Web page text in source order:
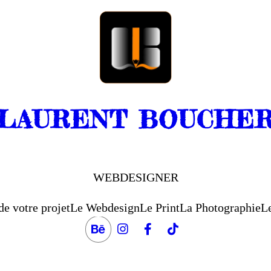
WEBDESIGNER
votre projetLe WebdesignLe PrintLa Photographie